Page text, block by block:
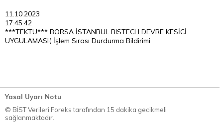
11.10.2023
17:45:42
***TEKTU*** BORSA İSTANBUL BISTECH DEVRE KESİCİ
UYGULAMASI( İşlem Sırası Durdurma Bildirimi
Yasal Uyarı Notu
© BİST Verileri Foreks tarafından 15 dakika gecikmeli
sağlanmaktadır.